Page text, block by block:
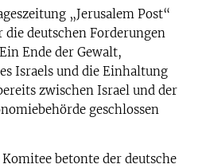
„Jerusalem Post“
deutschen Forderungen
Ende der Gewalt,
Israels und die Einhaltung
zwischen Israel und der
geschlossen
betonte der deutsche